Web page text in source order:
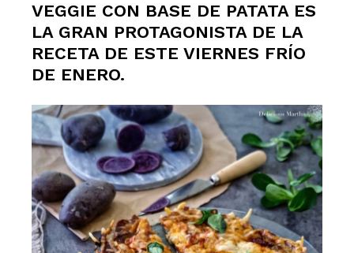
VEGGIE CON BASE DE PATATA ES
LA GRAN PROTAGONISTA DE LA
RECETA DE ESTE VIERNES FRÍO
DE ENERO.